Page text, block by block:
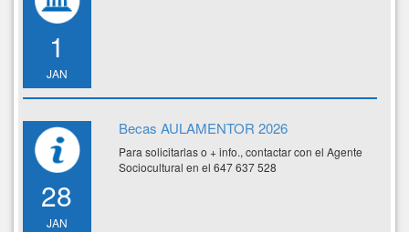
1
JAN
28
JAN
Becas AULAMENTOR 2026
Para solicitarlas o + info., contactar con el Agente
Sociocultural en el 647 637 528